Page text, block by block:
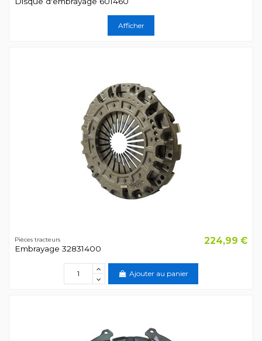
Afficher
Pièces tracteurs
Embrayage 32831400
224,99 €
Ajouter au panier